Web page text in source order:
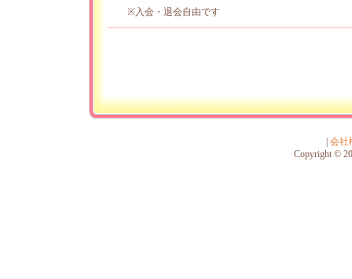
※入会・退会自由です
会社
Copyright ©